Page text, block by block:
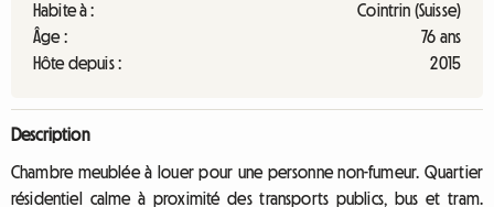
Habite à :
Cointrin (Suisse)
Âge :
76 ans
Hôte depuis :
2015
Description
Chambre meublée à louer pour une personne non-fumeur. Quartier
résidentiel calme à proximité des transports publics, bus et tram.